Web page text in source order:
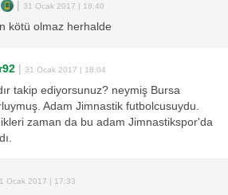
31 Ocak 2017 | 18:40
kötü olmaz herhalde
31 Ocak 2017 | 18:04
takip ediyorsunuz? neymiş Bursa
Adam Jimnastik futbolcusuydu.
zaman da bu adam Jimnastikspor'da
Ocak 2017 | 17:33